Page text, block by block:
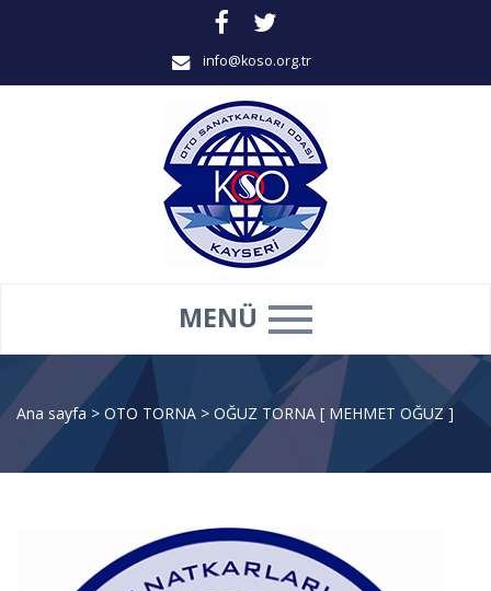
info@koso.org.tr
MENÜ
Ana sayfa > OTO TORNA > OĞUZ TORNA [ MEHMET OĞUZ ]